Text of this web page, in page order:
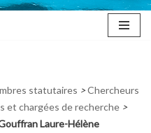
statutaires > Chercheurs
et chargées de recherche >
Laure-Hélène